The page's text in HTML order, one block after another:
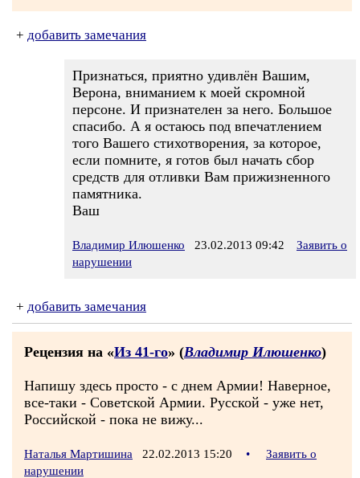
+ добавить замечания
Признаться, приятно удивлён Вашим,
Верона, вниманием к моей скромной
персоне. И признателен за него. Большое
спасибо. А я остаюсь под впечатлением
того Вашего стихотворения, за которое,
если помните, я готов был начать сбор
средств для отливки Вам прижизненного
памятника.
Ваш
Владимир Илюшенко 23.02.2013 09:42
Заявить о
нарушении
+ добавить замечания
Рецензия на «Из 41-го» (Владимир Илюшенко)
Напишу здесь просто - с днем Армии! Наверное,
все-таки - Советской Армии. Русской - уже нет,
Российской - пока не вижу...
Наталья Мартишина 22.02.2013 15:20 •
Заявить о
нарушении